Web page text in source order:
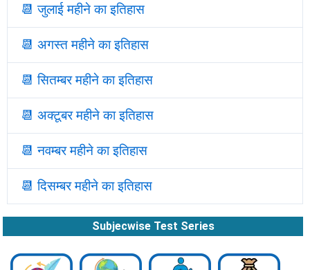
📆 जुलाई महीने का इतिहास
📆 अगस्त महीने का इतिहास
📆 सितम्बर महीने का इतिहास
📆 अक्टूबर महीने का इतिहास
📆 नवम्बर महीने का इतिहास
📆 दिसम्बर महीने का इतिहास
Subjecwise Test Series